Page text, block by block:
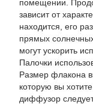
помещении.
зависит от
находится, его
прямых
могут ускорить
Палочки
Размер флакона
которую вы
диффузор